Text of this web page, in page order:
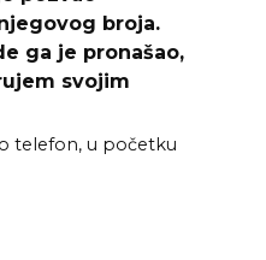
broja.
ga je pronašao,
svojim
telefon, u početku